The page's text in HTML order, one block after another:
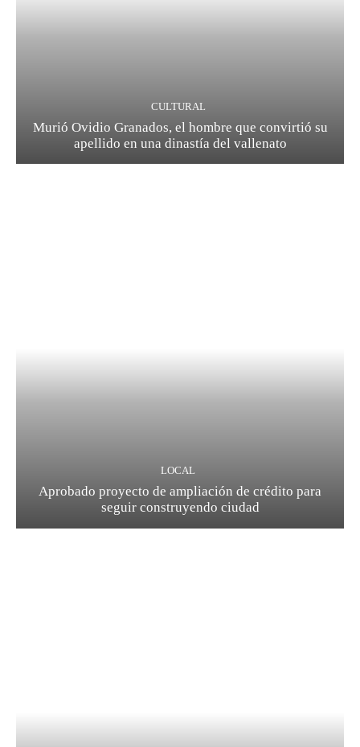
CULTURAL
Murió Ovidio Granados, el hombre que convirtió su
apellido en una dinastía del vallenato
LOCAL
Aprobado proyecto de ampliación de crédito para
seguir construyendo ciudad